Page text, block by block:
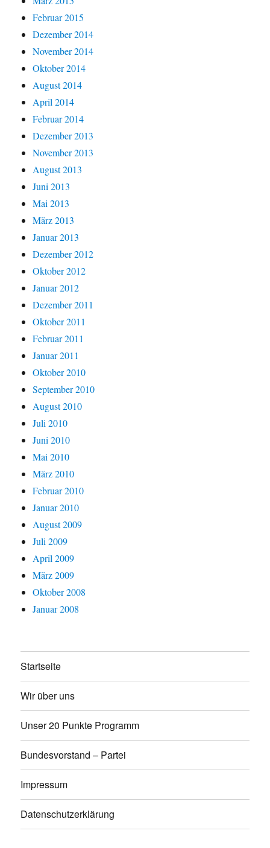
Februar 2015
Dezember 2014
November 2014
Oktober 2014
August 2014
April 2014
Februar 2014
Dezember 2013
November 2013
August 2013
Juni 2013
Mai 2013
März 2013
Januar 2013
Dezember 2012
Oktober 2012
Januar 2012
Dezember 2011
Oktober 2011
Februar 2011
Januar 2011
Oktober 2010
September 2010
August 2010
Juli 2010
Juni 2010
Mai 2010
März 2010
Februar 2010
Januar 2010
August 2009
Juli 2009
April 2009
März 2009
Oktober 2008
Januar 2008
Startseite
Wir über uns
Unser 20 Punkte Programm
Bundesvorstand – Partei
Impressum
Datenschutzerklärung